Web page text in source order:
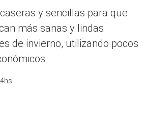
y sencillas para que
más sanas y lindas
de invierno, utilizando pocos